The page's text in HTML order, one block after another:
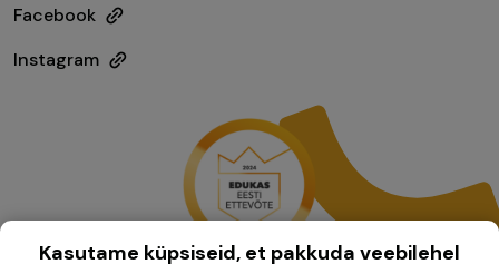
Facebook
Instagram
Kasutame küpsiseid, et pakkuda veebilehel